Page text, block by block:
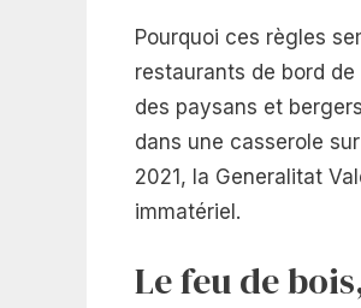
Pourquoi ces règles
restaurants de bord
des paysans et
dans une casserole
2021, la Generalitat
immatériel.
Le feu de